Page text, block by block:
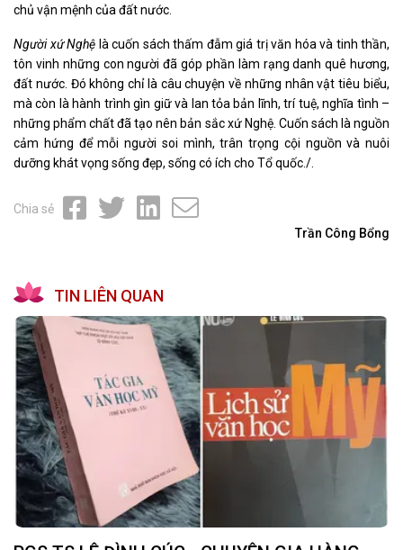
chủ vận mệnh của đất nước.
Người xứ Nghệ là cuốn sách thấm đẫm giá trị văn hóa và tinh thần,
tôn vinh những con người đã góp phần làm rạng danh quê hương,
đất nước. Đó không chỉ là câu chuyện về những nhân vật tiêu biểu,
mà còn là hành trình gìn giữ và lan tỏa bản lĩnh, trí tuệ, nghĩa tình –
những phẩm chất đã tạo nên bản sắc xứ Nghệ. Cuốn sách là nguồn
cảm hứng để mỗi người soi mình, trân trọng cội nguồn và nuôi
dưỡng khát vọng sống đẹp, sống có ích cho Tổ quốc./.
Chia sẻ
Trần Công Bổng
TIN LIÊN QUAN